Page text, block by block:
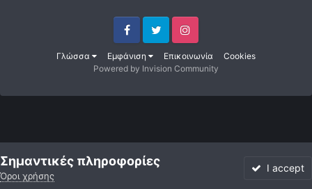
Γλώσσα Εμφάνιση Επικοινωνία Cookies
FacebookTwitter Instagram
Powered by Invision Community
Σημαντικές πληροφορίες
Όροι χρήσης
I accept
Forum